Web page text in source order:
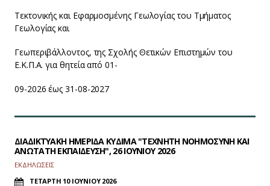
Τεκτονικής και Εφαρμοσμένης Γεωλογίας του Τμήματος
Γεωλογίας και
Γεωπεριβάλλοντος, της Σχολής Θετικών Επιστημών του
Ε.Κ.Π.Α. για θητεία από 01-
09-2026 έως 31-08-2027
ΔΙΑΔΙΚΤΥΑΚΗ ΗΜΕΡΙΔΑ ΚΥΔΙΜΑ "ΤΕΧΝΗΤΗ ΝΟΗΜΟΣΥΝΗ ΚΑΙ
ΑΝΩΤΑΤΗ ΕΚΠΑΙΔΕΥΣΗ", 26 ΙΟΥΝΙΟΥ 2026
ΕΚΔΗΛΩΣΕΙΣ
ΤΕΤΑΡΤΗ 10 ΙΟΥΝΙΟΥ 2026